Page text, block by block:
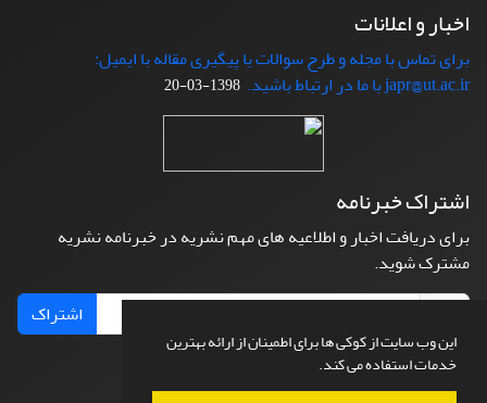
این وب سایت از کوکی ها برای اطمینان از ارائه بهترین
خدمات استفاده می کند.
اخبار و اعلانات
برای تماس با مجله و طرح سوالات یا پیگیری مقاله با ایمیل:
japr@ut.ac.ir با ما در ارتباط باشید.
1398-03-20
اشتراک خبرنامه
برای دریافت اخبار و اطلاعیه های مهم نشریه در خبرنامه نشریه
مشترک شوید.
اشتراک